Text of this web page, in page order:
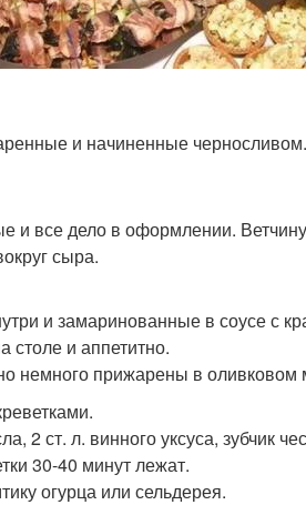
и начиненные черносливом.
и все дело в оформлении.
сыра.
и замаринованные в соусе
столе и аппетитно.
немного прижарены в оливковом
2 ст. л. винного уксуса, зубчик
30-40 минут лежат.
огурца или сельдерея.